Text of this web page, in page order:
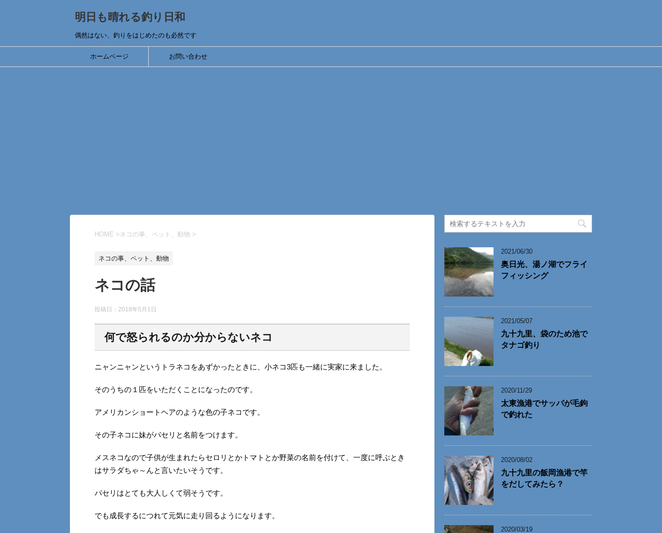
明日も晴れる釣り日和
偶然はない、釣りをはじめたのも必然です
ホームページ お問い合わせ
HOME >ネコの事、ペット、動物 >
ネコの事、ペット、動物
ネコの話
投稿日： 2018年5月1日
何で怒られるのか分からないネコ
ニャンニャンというトラネコをあずかったときに、小ネコ3匹も一緒に実家に来ました。
そのうちの１匹をいただくことになったのです。
アメリカンショートヘアのような色の子ネコです。
その子ネコに妹がパセリと名前をつけます。
メスネコなので子供が生まれたらセロリとかトマトとか野菜の名前を付けて、一度に呼ぶとき
はサラダちゃ～んと言いたいそうです。
パセリはとても大人しくて弱そうです。
でも成長するにつれて元気に走り回るようになります。
2021/06/30
奥日光、湯ノ湖でフライ
フィッシング
2021/05/07
九十九里、袋のため池で
タナゴ釣り
2020/11/29
太東漁港でサッパが毛鉤
で釣れた
2020/08/02
九十九里の飯岡漁港で竿
をだしてみたら？
2020/03/19